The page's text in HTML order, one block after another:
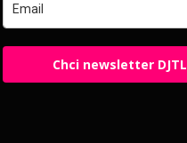
Chci newsletter DJTL